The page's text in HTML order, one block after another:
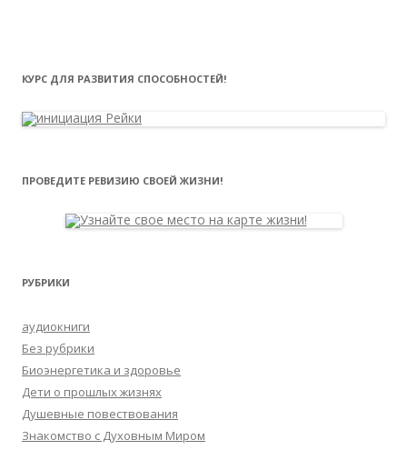
КУРС ДЛЯ РАЗВИТИЯ СПОСОБНОСТЕЙ!
ПРОВЕДИТЕ РЕВИЗИЮ СВОЕЙ ЖИЗНИ!
РУБРИКИ
аудиокниги
Без рубрики
Биоэнергетика и здоровье
Дети о прошлых жизнях
Душевные повествования
Знакомство с Духовным Миром